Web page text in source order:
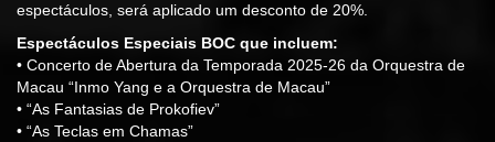
espectáculos, será aplicado um desconto de 20%.
Espectáculos Especiais BOC que incluem:
• Concerto de Abertura da Temporada 2025-26 da Orquestra de
Macau “Inmo Yang e a Orquestra de Macau”
• “As Fantasias de Prokofiev”
• “As Teclas em Chamas”